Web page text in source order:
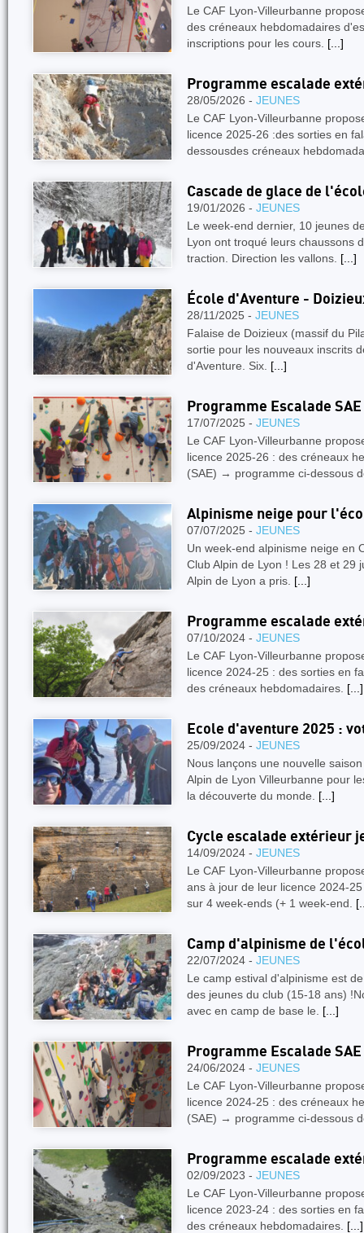
Le CAF Lyon-Villeurbanne
des créneaux hebdomadaires
inscriptions pour les cours. [...]
Programme escalade
28/05/2026 - JEUNES
Le CAF Lyon-Villeurbanne
licence 2025-26 :des sorties en
dessousdes créneaux
Cascade de glace de
19/01/2026 - JEUNES
Le week-end dernier, 10 jeunes
Lyon ont troqué leurs chaussons
traction. Direction les vallons. [...]
École d'Aventure -
28/11/2025 - JEUNES
Falaise de Doizieux (massif du
sortie pour les nouveaux inscrits
d'Aventure. Six. [...]
Programme Escalade
17/07/2025 - JEUNES
Le CAF Lyon-Villeurbanne
licence 2025-26 : des créneaux
(SAE) → programme ci-dessous
Alpinisme neige pour
07/07/2025 - JEUNES
Un week-end alpinisme neige en
Club Alpin de Lyon ! Les 28 et 29
Alpin de Lyon a pris. [...]
Programme escalade
07/10/2024 - JEUNES
Le CAF Lyon-Villeurbanne
licence 2024-25 : des sorties en
des créneaux hebdomadaires. [...]
Ecole d'aventure 2025 :
25/09/2024 - JEUNES
Nous lançons une nouvelle
Alpin de Lyon Villeurbanne pour
la découverte du monde. [...]
Cycle escalade extérieur
14/09/2024 - JEUNES
Le CAF Lyon-Villeurbanne
ans à jour de leur licence 2024-
sur 4 week-ends (+ 1 week-end.
Camp d'alpinisme de
22/07/2024 - JEUNES
Le camp estival d'alpinisme est
des jeunes du club (15-18 ans)
avec en camp de base le. [...]
Programme Escalade
24/06/2024 - JEUNES
Le CAF Lyon-Villeurbanne
licence 2024-25 : des créneaux
(SAE) → programme ci-dessous
Programme escalade
02/09/2023 - JEUNES
Le CAF Lyon-Villeurbanne
licence 2023-24 : des sorties en
des créneaux hebdomadaires. [...]